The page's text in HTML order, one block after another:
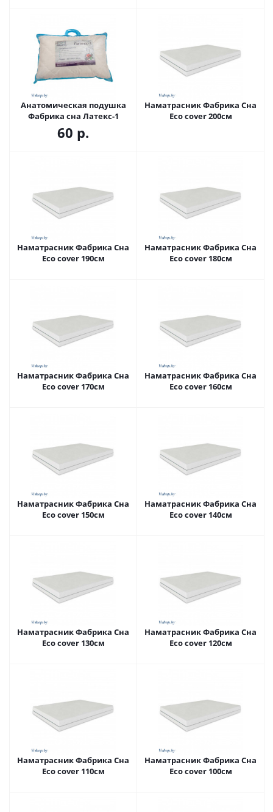
Анатомическая подушка
Фабрика сна Латекс-1
60 р.
Наматрасник Фабрика Сна
Eco cover 200см
Наматрасник Фабрика Сна
Eco cover 190см
Наматрасник Фабрика Сна
Eco cover 180см
Наматрасник Фабрика Сна
Eco cover 170см
Наматрасник Фабрика Сна
Eco cover 160см
Наматрасник Фабрика Сна
Eco cover 150см
Наматрасник Фабрика Сна
Eco cover 140см
Наматрасник Фабрика Сна
Eco cover 130см
Наматрасник Фабрика Сна
Eco cover 120см
Наматрасник Фабрика Сна
Eco cover 110см
Наматрасник Фабрика Сна
Eco cover 100см